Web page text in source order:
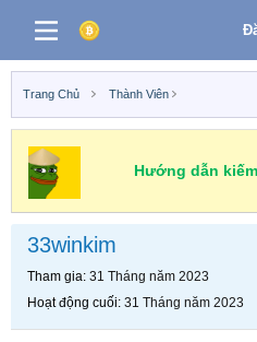
Trang Chủ Thành Viên
Hướng dẫn
33winkim
Tham gia 31 Tháng năm 2023
Hoạt động cuối 31 Tháng năm 2023